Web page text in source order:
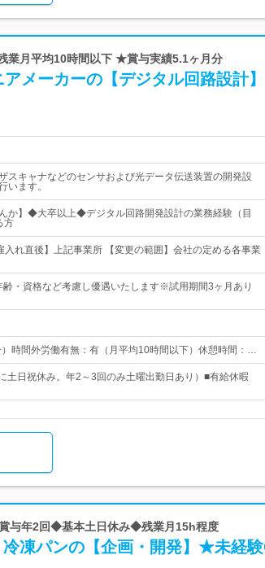
月平均10時間以下 ★賞与実績5.1ヶ月分
メーカーの【デジタル回路設計】
スキャナなどのセンサおよび光データ伝送装置の開発設
います。
か】◆大卒以上◆デジタル回路開発設計の業務経験（目
方
れ直後】上記事業所 【変更の範囲】会社の定める各事業
・資格など考慮し優遇いたします※試用期間3ヶ月あり
時間外労働有無：有（月平均10時間以下）休憩時間：…
土日祝休み。年2～3回のみ土曜出勤日あり）■有給休暇
与年2回◆基本土日休み◆残業月15h程度
凍パンの【企画・開発】★未経